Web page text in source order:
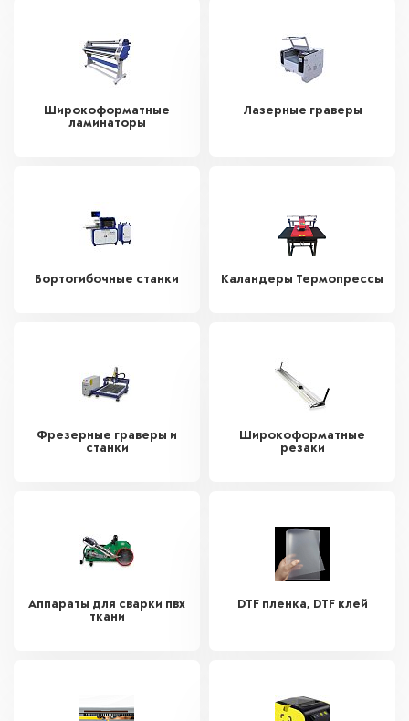
Широкоформатные
ламинаторы
Лазерные граверы
Бортогибочные станки Каландеры Термопрессы
Фрезерные граверы и
станки
Широкоформатные
резаки
Аппараты для сварки пвх
ткани
DTF пленка, DTF клей